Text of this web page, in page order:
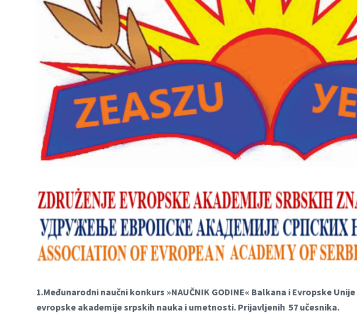
1.Međunarodni naučni konkurs »NAUČNIK GODINE« Balkana i Evropske Unije
evropske akademije srpskih nauka i umetnosti. Prijavljenih 57 učesnika.